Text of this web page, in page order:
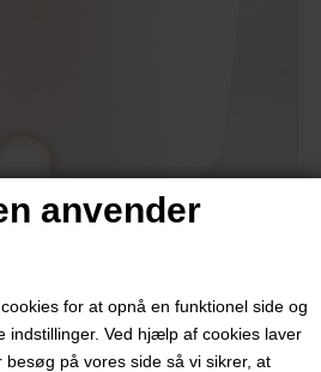
anvender
for at opnå en funktionel side og
indstillinger. Ved hjælp af cookies laver
på vores side så vi sikrer, at